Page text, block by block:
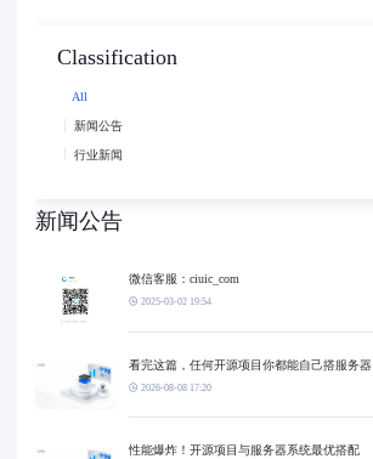
Classification
All
新闻公告
行业新闻
新闻公告
微信客服：ciuic_com
2025-03-02 19:54
看完这篇，任何开源项目你都能自己搭服务器
2026-08-08 17:20
性能爆炸！开源项目与服务器系统最优搭配